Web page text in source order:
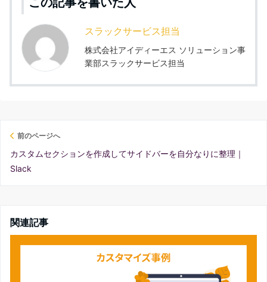
スラックサービス担当
株式会社アイディーエス ソリューション事
業部スラックサービス担当
前のページへ
カスタムセクションを作成してサイドバーを自分なりに整理｜
Slack
関連記事